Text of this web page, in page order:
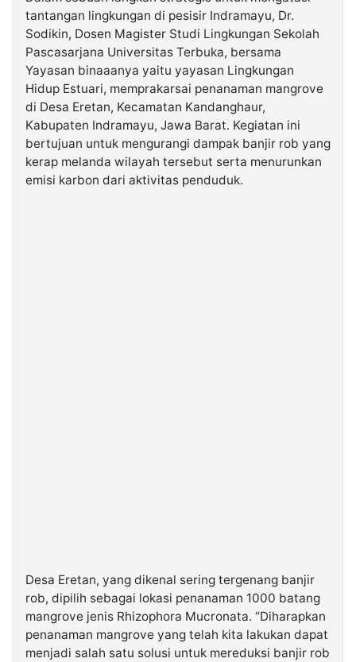
Kabarbaru
Media
Holding
tantangan lingkungan di pesisir Indramayu, Dr.
Sodikin, Dosen Magister Studi Lingkungan Sekolah
Pascasarjana Universitas Terbuka, bersama
Yayasan binaaanya yaitu yayasan Lingkungan
Hidup Estuari, memprakarsai penanaman mangrove
di Desa Eretan, Kecamatan Kandanghaur,
Kabupaten Indramayu, Jawa Barat. Kegiatan ini
bertujuan untuk mengurangi dampak banjir rob yang
kerap melanda wilayah tersebut serta menurunkan
emisi karbon dari aktivitas penduduk.
Desa Eretan, yang dikenal sering tergenang banjir
rob, dipilih sebagai lokasi penanaman 1000 batang
mangrove jenis Rhizophora Mucronata. “Diharapkan
penanaman mangrove yang telah kita lakukan dapat
menjadi salah satu solusi untuk mereduksi banjir rob